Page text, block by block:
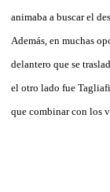
animaba a buscar el
Además, en muchas
delantero que se
el otro lado fue
que combinar con los